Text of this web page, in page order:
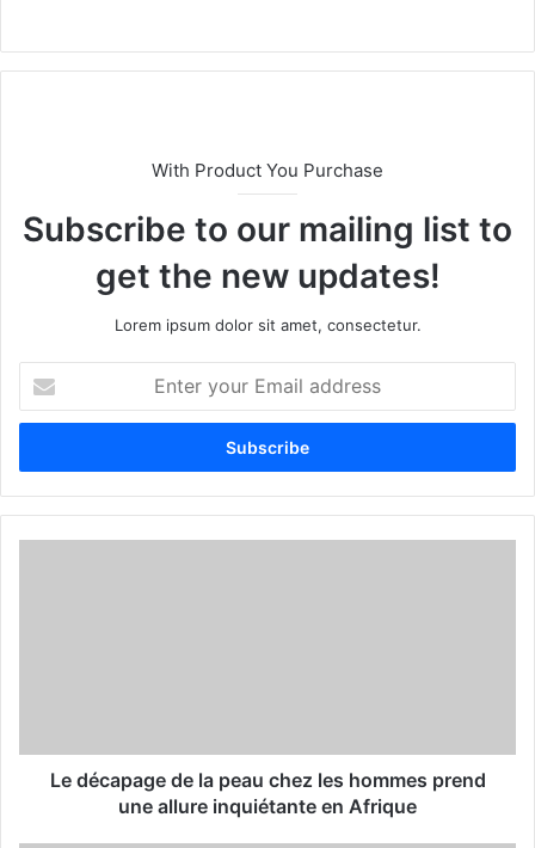
te
With Product You Purchase
Subscribe to our mailing list to
get the new updates!
Lorem ipsum dolor sit amet, consectetur.
t
r
y
Le décapage de la peau chez les hommes prend
une allure inquiétante en Afrique